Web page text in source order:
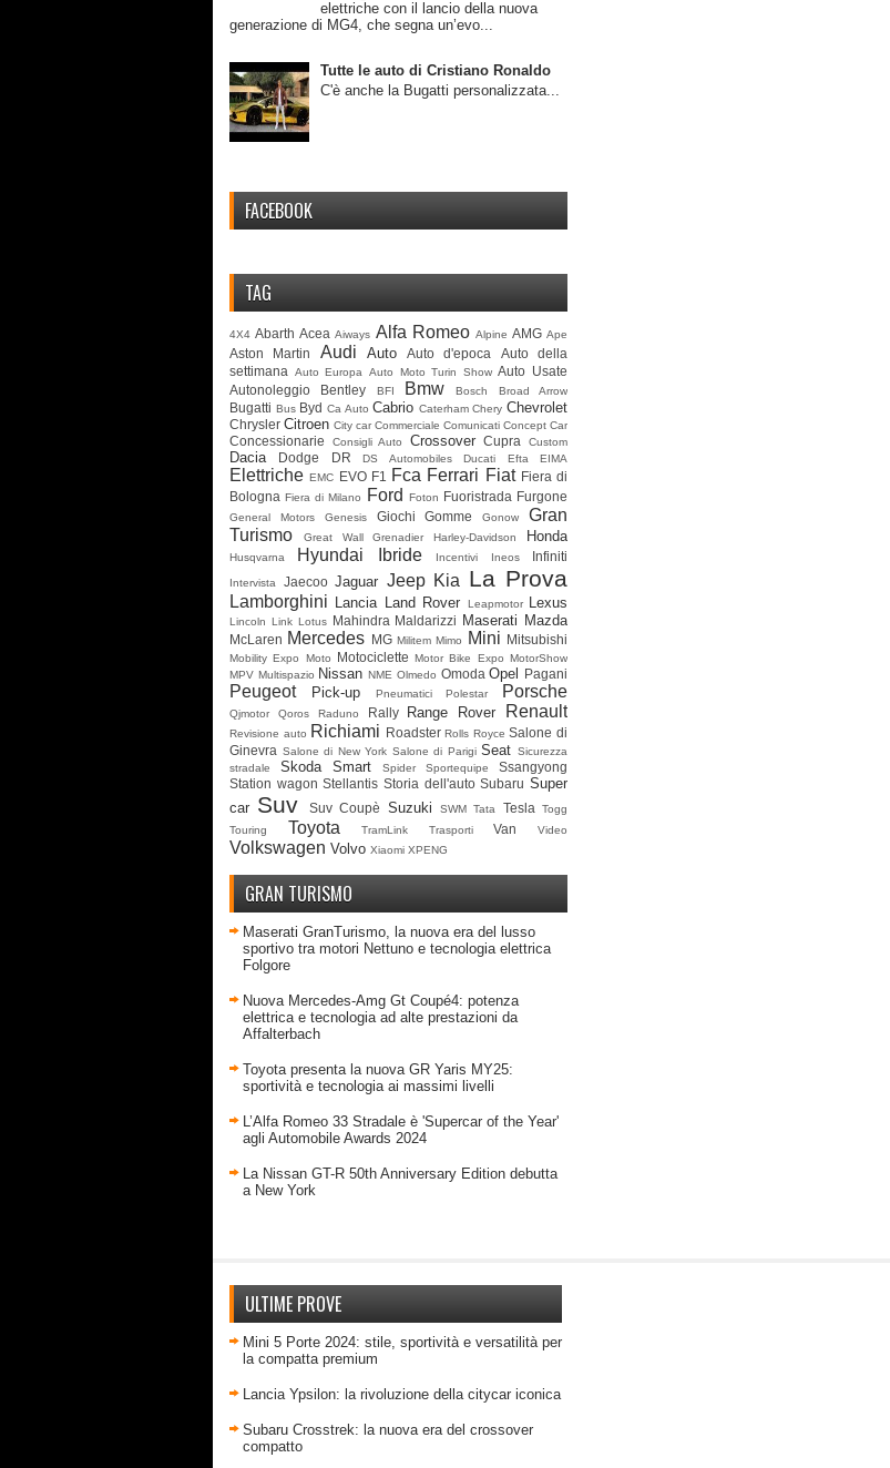
elettriche con il lancio della nuova
generazione di MG4, che segna un’evo...
Tutte le auto di Cristiano Ronaldo
C'è anche la Bugatti personalizzata...
FACEBOOK
TAG
4X4 Abarth Acea Aiways Alfa Romeo Alpine AMG Ape
Aston Martin Audi Auto Auto d'epoca
Auto della
settimana
Auto Europa Auto Moto Turin Show Auto Usate
Autonoleggio
Bentley BFI Bmw Bosch Broad Arrow
Bugatti Bus Byd Ca Auto Cabrio Caterham Chery Chevrolet
Chrysler Citroen City car Commerciale Comunicati Concept Car
Concessionarie Consigli Auto Crossover Cupra Custom
Dacia Dodge DR DS Automobiles Ducati Efta EIMA
Elettriche EMC EVO F1 Fca Ferrari Fiat Fiera di
Bologna Fiera di Milano Ford Foton Fuoristrada Furgone
General Motors Genesis Giochi Gomme Gonow
Gran
Turismo
Great Wall Grenadier Harley-Davidson Honda
Husqvarna Hyundai Ibride Incentivi Ineos Infiniti
Intervista Jaecoo Jaguar Jeep Kia La Prova
Lamborghini Lancia Land Rover Leapmotor Lexus
Lincoln Link Lotus Mahindra Maldarizzi Maserati Mazda
McLaren Mercedes MG Militem Mimo Mini Mitsubishi
Mobility Expo Moto Motociclette Motor Bike Expo MotorShow
MPV Multispazio Nissan NME Olmedo Omoda Opel Pagani
Peugeot Pick-up Pneumatici Polestar Porsche
Qjmotor Qoros Raduno Rally Range Rover Renault
Revisione auto Richiami Roadster Rolls Royce Salone di
Ginevra Salone di New York Salone di Parigi Seat Sicurezza
stradale
Skoda Smart Spider Sportequipe
Ssangyong
Station wagon Stellantis Storia dell'auto Subaru Super
car Suv Suv Coupè Suzuki SWM Tata Tesla
Togg
Touring
Toyota TramLink Trasporti Van Video
Volkswagen Volvo Xiaomi XPENG
GRAN TURISMO
Maserati GranTurismo, la nuova era del lusso
sportivo tra motori Nettuno e tecnologia elettrica
Folgore
Nuova Mercedes-Amg Gt Coupé4: potenza
elettrica e tecnologia ad alte prestazioni da
Affalterbach
Toyota presenta la nuova GR Yaris MY25:
sportività e tecnologia ai massimi livelli
L’Alfa Romeo 33 Stradale è 'Supercar of the Year'
agli Automobile Awards 2024
La Nissan GT-R 50th Anniversary Edition debutta
a New York
ULTIME PROVE
Mini 5 Porte 2024: stile, sportività e versatilità per
la compatta premium
Lancia Ypsilon: la rivoluzione della citycar iconica
Subaru Crosstrek: la nuova era del crossover
compatto